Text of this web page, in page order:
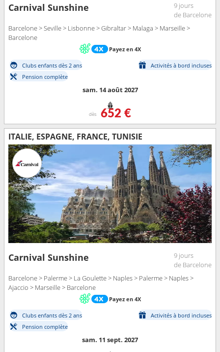
Carnival Sunshine
9 jours
de Barcelone
Barcelone > Seville > Lisbonne > Gibraltar > Malaga > Marseille >
Barcelone
Payez en 4X
Clubs enfants dès 2 ans
Activités à bord incluses
Pension complète
sam. 14 août 2027
dès 652 €
ITALIE, ESPAGNE, FRANCE, TUNISIE
Carnival Sunshine
9 jours
de Barcelone
Barcelone > Palerme > La Goulette > Naples > Palerme > Naples >
Ajaccio > Marseille > Barcelone
Payez en 4X
Clubs enfants dès 2 ans
Activités à bord incluses
Pension complète
sam. 11 sept. 2027